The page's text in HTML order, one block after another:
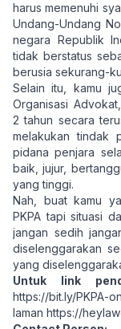
harus memenuhi
Undang-Undang
negara Republik
tidak berstatus
berusia sekurang-
Selain itu, kamu
Organisasi
2 tahun secara
melakukan tindak
pidana penjara
baik, jujur,
yang tinggi.
Nah, buat kamu
PKPA tapi situasi
jangan sedih
diselenggarakan
yang
Untuk link
https://bit.ly/PKPA-
laman https://